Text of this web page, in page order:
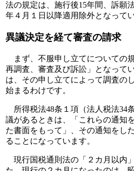
法の規定は、施行後15年間、訴願
年４月１日以降適用除外となって
異議決定を経て審査の請求
まず、不服申し立てについての
再調査、審査及び訴訟」となって
は、その申し立てによって調査の
始まるわけです。
所得税法48条１項（法人税法34
議があるときは、「これらの通知
た書面をもって」、その通知をし
ることになっています。
現行国税通則法の「２カ月以内